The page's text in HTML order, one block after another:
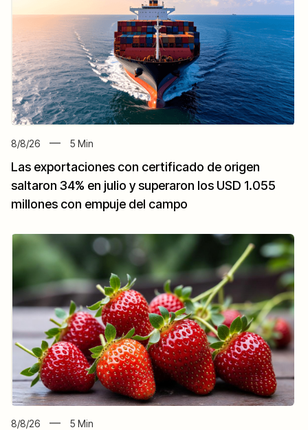
8/8/26 5 Min
Las exportaciones con certificado de origen
saltaron 34% en julio y superaron los USD 1.055
millones con empuje del campo
8/8/26 5 Min